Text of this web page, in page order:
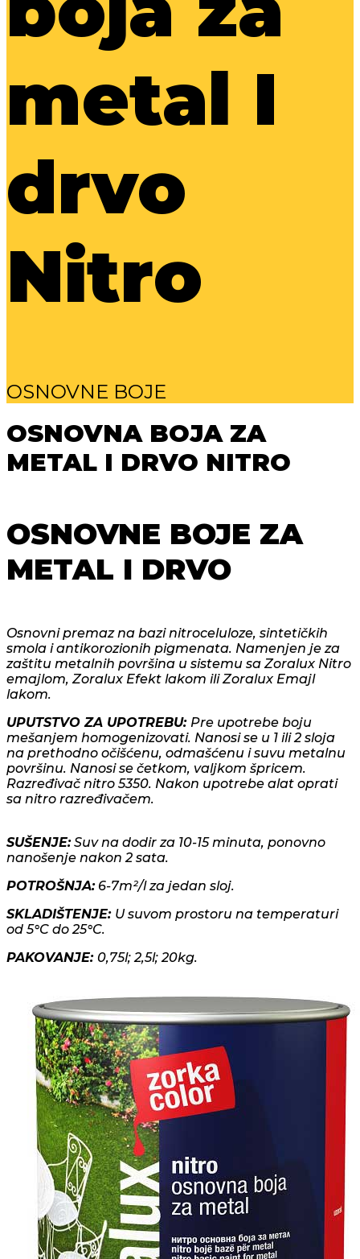
metal I
drvo
Nitro
OSNOVNE BOJE
OSNOVNA BOJA ZA
METAL I DRVO NITRO
OSNOVNE BOJE ZA
METAL I DRVO
Osnovni premaz na bazi nitroceluloze, sintetičkih
smola i antikorozionih pigmenata. Namenjen je za
zaštitu metalnih površina u sistemu sa Zoralux Nitro
emajlom, Zoralux Efekt lakom ili Zoralux Emajl
lakom.
UPUTSTVO ZA UPOTREBU: Pre upotrebe boju
mešanjem homogenizovati. Nanosi se u 1 ili 2 sloja
na prethodno očišćenu, odmašćenu i suvu metalnu
površinu. Nanosi se četkom, valjkom špricem.
Razređivač nitro 5350. Nakon upotrebe alat oprati
sa nitro razređivačem.
SUŠENJE:Suv na dodir za 10-15 minuta, ponovno
nanošenje nakon 2 sata.
POTROŠNJA:6-7m²/l za jedan sloj.
SKLADIŠTENJE: U suvom prostoru na temperaturi
od 5°C do 25°C.
PAKOVANJE: 0,75l; 2,5l; 20kg.